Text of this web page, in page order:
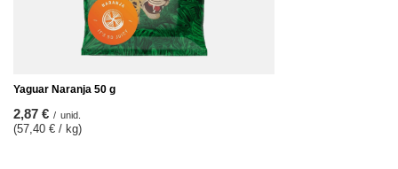
Yaguar Naranja 50 g
2,87 € / unid.
(57,40 € / kg)